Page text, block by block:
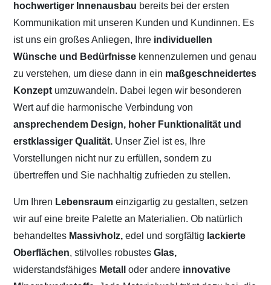
hochwertiger Innenausbau bereits bei der ersten
Kommunikation mit unseren Kunden und Kundinnen. Es
ist uns ein großes Anliegen, Ihre individuellen
Wünsche und Bedürfnisse kennenzulernen und genau
zu verstehen, um diese dann in ein maßgeschneidertes
Konzept umzuwandeln. Dabei legen wir besonderen
Wert auf die harmonische Verbindung von
ansprechendem Design, hoher Funktionalität und
erstklassiger Qualität. Unser Ziel ist es, Ihre
Vorstellungen nicht nur zu erfüllen, sondern zu
übertreffen und Sie nachhaltig zufrieden zu stellen.
Um Ihren Lebensraumeinzigartig zu gestalten, setzen
wir auf eine breite Palette an Materialien. Ob natürlich
behandeltes Massivholz, edel und sorgfältig lackierte
Oberflächen, stilvolles robustesGlas,
widerstandsfähiges Metalloder andere innovative